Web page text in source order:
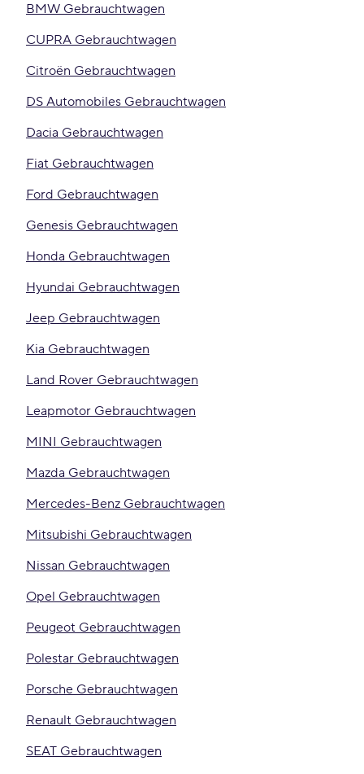
BMW Gebrauchtwagen
CUPRA Gebrauchtwagen
Citroën Gebrauchtwagen
DS Automobiles Gebrauchtwagen
Dacia Gebrauchtwagen
Fiat Gebrauchtwagen
Ford Gebrauchtwagen
Genesis Gebrauchtwagen
Honda Gebrauchtwagen
Hyundai Gebrauchtwagen
Jeep Gebrauchtwagen
Kia Gebrauchtwagen
Land Rover Gebrauchtwagen
Leapmotor Gebrauchtwagen
MINI Gebrauchtwagen
Mazda Gebrauchtwagen
Mercedes-Benz Gebrauchtwagen
Mitsubishi Gebrauchtwagen
Nissan Gebrauchtwagen
Opel Gebrauchtwagen
Peugeot Gebrauchtwagen
Polestar Gebrauchtwagen
Porsche Gebrauchtwagen
Renault Gebrauchtwagen
SEAT Gebrauchtwagen